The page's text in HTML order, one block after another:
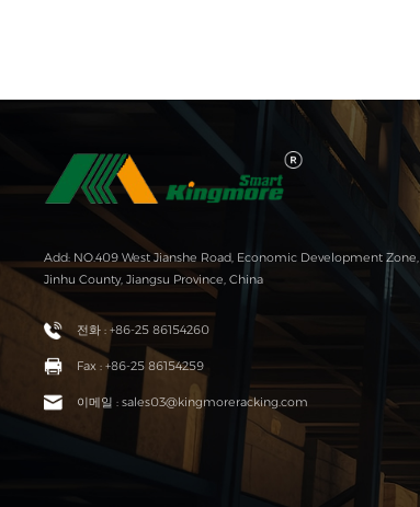
Add: NO.409 West Jianshe Road, Economic Development Zone,
Jinhu County, Jiangsu Province, China
전화 : +86-25 86154260
Fax : +86-25 86154259
이메일 : sales03@kingmoreracking.com